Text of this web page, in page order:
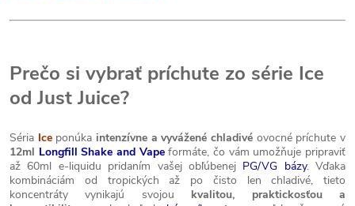
Prečo si vybrať príchute zo série Ice
od Just Juice?
Séria Iceponúkaintenzívne a vyvážené chladivé ovocné príchute v
12ml Longfill Shake and Vapeformáte, čo vám umožňuje pripraviť
až 60ml e-liquidu pridaním vašej obľúbenej PG/VG bázy. Vďaka
kombináciám od tropických až po čisto len chladivé, tieto
koncentráty vynikajú svojou kvalitou, praktickosťou a